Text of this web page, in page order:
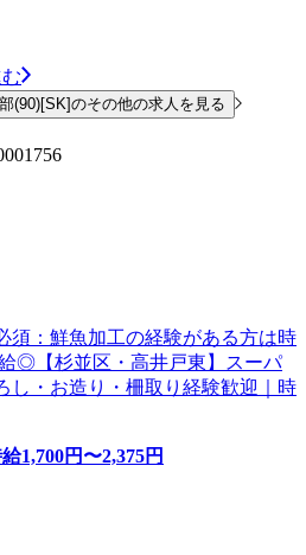
(90)[SK]のその他の求人を見る
須：鮮魚加工の経験がある方は時
◎【杉並区・高井戸東】スーパ
し・お造り・柵取り経験歓迎｜時
給1,700円〜2,375円